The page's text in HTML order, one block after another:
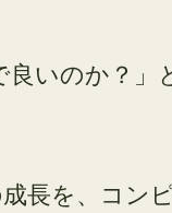
いのか？」
長を、コン